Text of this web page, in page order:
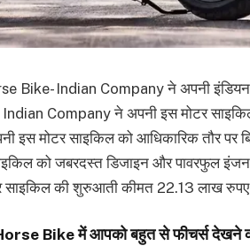
Indian Company ने अपनी इंडियन
Indian Company ने अपनी इस मोटर
इस मोटर साइकिल को आधिकारिक तौर पर
को जबरदस्त डिजाइन और पावरफुल इंजन
साइकिल की शुरुआती कीमत 22.13 लाख
Bike में आपको बहुत से फीचर्स देखने